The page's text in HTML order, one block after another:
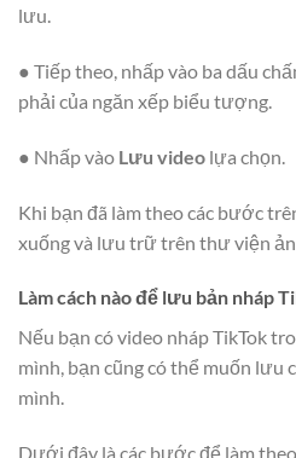
lưu.
● Tiếp theo, nhấp vào ba dấu
phải của ngăn xếp biểu tượng.
● Nhấp vào Lưu video lựa chọn.
Khi bạn đã làm theo các bước
xuống và lưu trữ trên thư viện
Làm cách nào để lưu bản nháp
Nếu bạn có video nháp TikTok
mình, bạn cũng có thể muốn lưu
mình.
Dưới đây là các bước để làm